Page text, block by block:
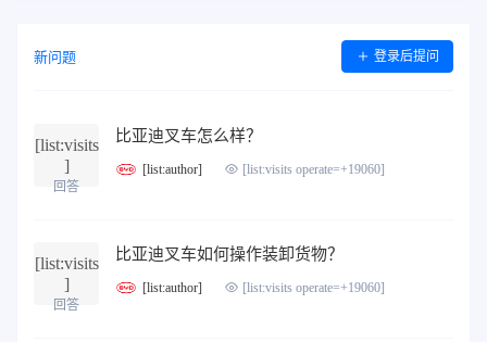
新问题 登录后提问
[list:visits
]
回答
比亚迪叉车怎么样？
[list:author] [list:visits operate=+19060]
[list:visits
]
回答
比亚迪叉车如何操作装卸货物？
[list:author] [list:visits operate=+19060]